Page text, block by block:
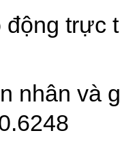
trực
nhân và